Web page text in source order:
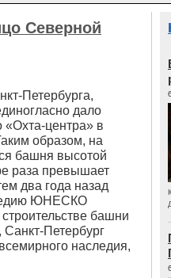
Северной
Петербурга,
дало
«Охта-центра» в
образом, на
башня высотой
раза превышает
два года назад
ЮНЕСКО
башни
Санкт-Петербург
наследия,